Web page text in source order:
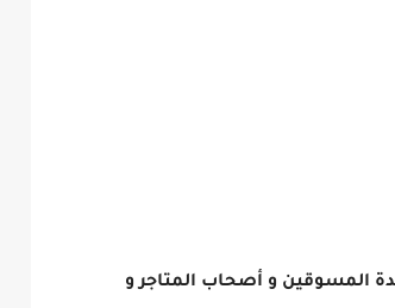
المسوقين و أصحاب المتاجر و